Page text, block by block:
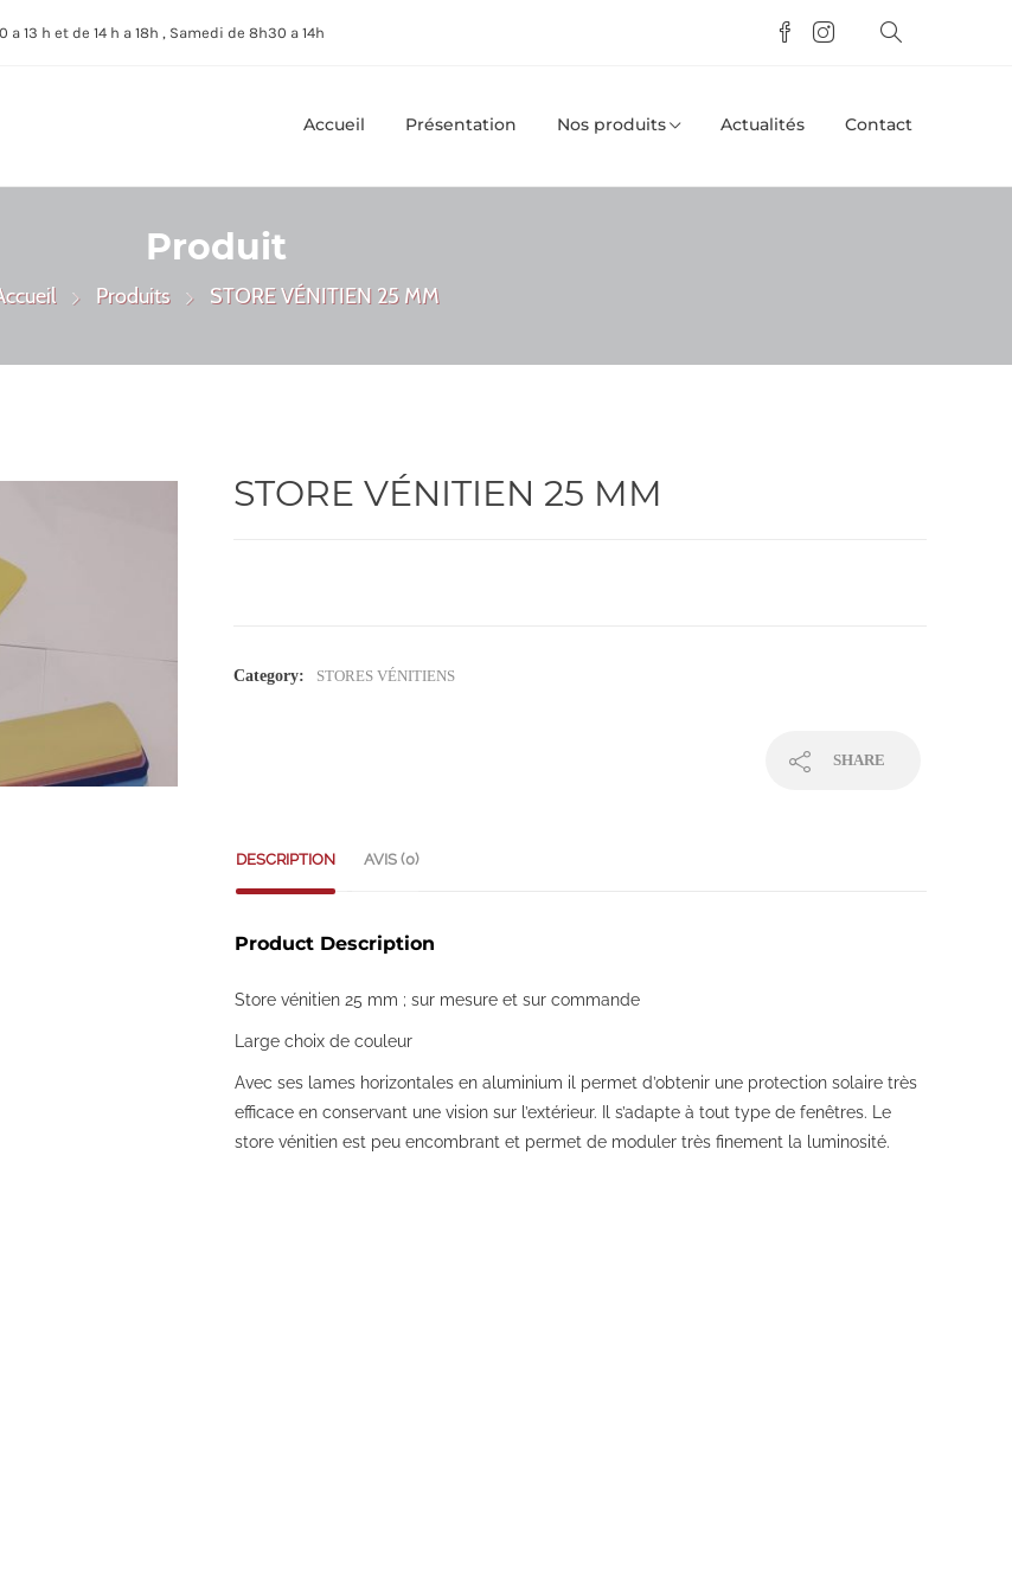
13 h et de 14 h a 18h , Samedi de 8h30 a 14h
Accueil Présentation Nos produits Actualités Contact
Produit
Produits STORE VÉNITIEN 25 MM
STORE VÉNITIEN 25 MM
Category: STORES VÉNITIENS
SHARE
DESCRIPTION AVIS (0)
Product Description
Store vénitien 25 mm ; sur mesure et sur commande
Large choix de couleur
Avec ses lames horizontales en aluminium il permet d’obtenir une protection solaire très
efficace en conservant une vision sur l’extérieur. Il s’adapte à tout type de fenêtres. Le
store vénitien est peu encombrant et permet de moduler très finement la luminosité.